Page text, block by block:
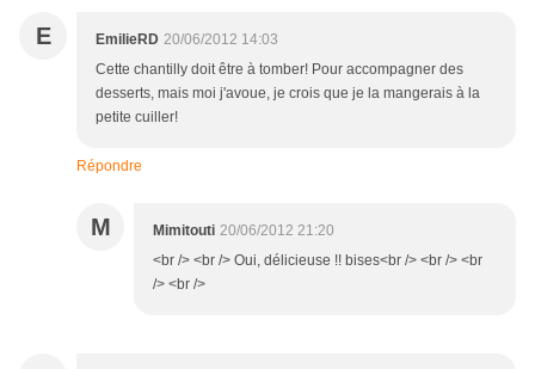
E EmilieRD 20/06/2012 14:03
Cette chantilly doit être à tomber! Pour accompagner des
desserts, mais moi j'avoue, je crois que je la mangerais à la
petite cuiller!
Répondre
M Mimitouti 20/06/2012 21:20
<br /> <br /> Oui, délicieuse !! bises<br /> <br /> <br
/> <br />